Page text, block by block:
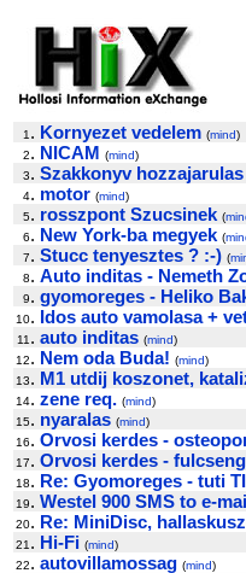
1 . Kornyezet vedelem (mind)
2. NICAM (mind)
3. Szakkonyv hozzajarulas
4. motor (mind)
5. rosszpont Szucsinek (
6. New York-ba megyek (
7. Stucc tenyesztes ? :-) (
8. Auto inditas - Nemeth
9. gyomoreges - Heliko
10. Idos auto vamolasa +
11 . auto inditas (mind)
12. Nem oda Buda! (mind)
13. M1 utdij koszonet,
14. zene req. (mind)
15. nyaralas (mind)
16. Orvosi kerdes -
17. Orvosi kerdes -
18. Re: Gyomoreges - tuti
19. Westel 900 SMS to e-
20. Re: MiniDisc,
21 . Hi-Fi (mind)
22. autovillamossag (mind)